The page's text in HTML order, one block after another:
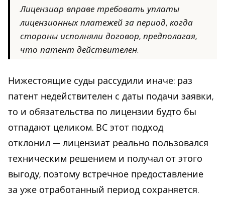
Лицензиар вправе требовать уплаты
лицензионных платежей за период, когда
стороны исполняли договор, предполагая,
что патент действителен.
Нижестоящие суды рассудили иначе: раз
патент недействителен с даты подачи заявки,
то и обязательства по лицензии будто бы
отпадают целиком. ВС этот подход
отклонил — лицензиат реально пользовался
техническим решением и получал от этого
выгоду, поэтому встречное предоставление
за уже отработанный период сохраняется.